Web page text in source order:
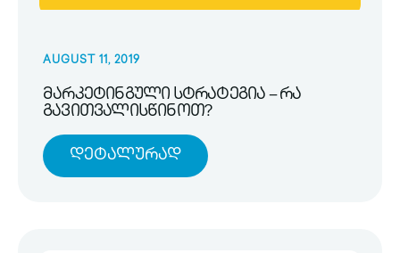
AUGUST 11, 2019
მარკეტინგული სტრატეგია – რა
გავითვალისწინოთ?
Დეტალურად